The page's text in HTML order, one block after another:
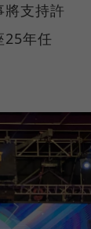
支持許
25年任